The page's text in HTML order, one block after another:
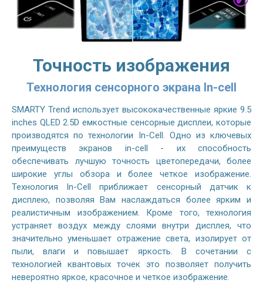
Точность изображения
Технология сенсорного экрана In-cell
SMARTY Trend использует высококачественные яркие 9.5
inches QLED 2.5D емкостные сенсорные дисплеи, которые
производятся по технологии In-Cell. Одно из ключевых
преимуществ экранов in-cell - их способность
обеспечивать лучшую точность цветопередачи, более
широкие углы обзора и более четкое изображение.
Технология In-Cell приближает сенсорный датчик к
дисплею, позволяя Вам наслаждаться более ярким и
реалистичным изображением. Кроме того, технология
устраняет воздух между слоями внутри дисплея, что
значительно уменьшает отражение света, изолирует от
пыли, влаги и повышает яркость. В сочетании с
технологией квантовых точек это позволяет получить
невероятно яркое, красочное и четкое изображение.